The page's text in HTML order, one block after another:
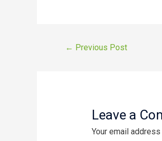
Post
← Previous Post
Leave a
Your email